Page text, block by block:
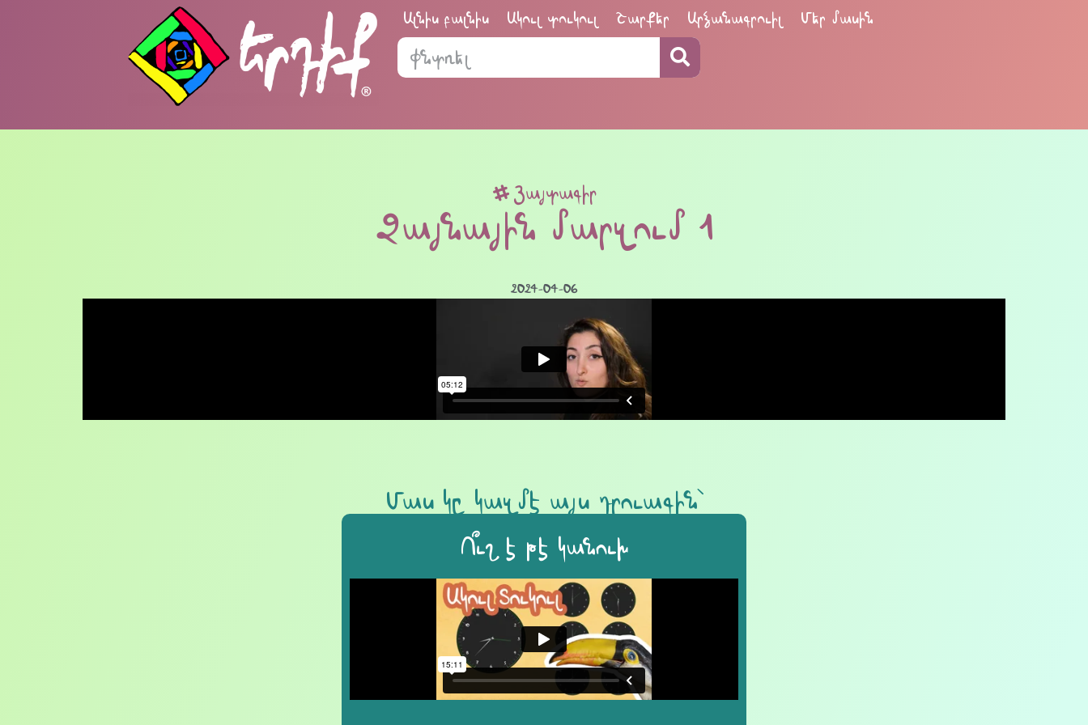
Ալնիս բալնիս Ակուլ տուկուլ Շարքեր Արձանագրուիլ Մեր մասին
Յայտագիր
Ձայնային մարզում 1
2024-04-06
Մաս կը կազմէ այս դրուագին՝
Ո՞ւշ է թէ կանուխ